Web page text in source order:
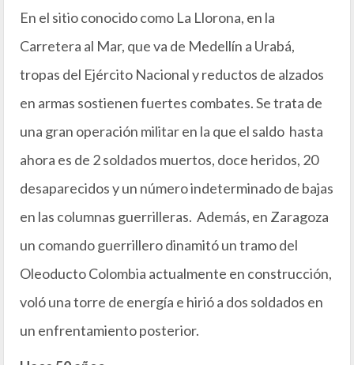
En el sitio conocido como La Llorona, en la
Carretera al Mar, que va de Medellín a Urabá,
tropas del Ejército Nacional y reductos de alzados
en armas sostienen fuertes combates. Se trata de
una gran operación militar en la que el saldo hasta
ahora es de 2 soldados muertos, doce heridos, 20
desaparecidos y un número indeterminado de bajas
en las columnas guerrilleras. Además, en Zaragoza
un comando guerrillero dinamitó un tramo del
Oleoducto Colombia actualmente en construcción,
voló una torre de energía e hirió a dos soldados en
un enfrentamiento posterior.